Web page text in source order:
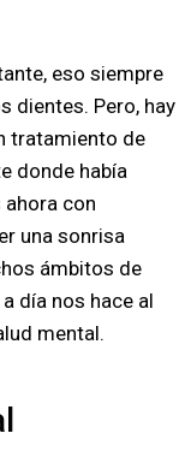
eso siempre
dientes. Pero, hay
tratamiento de
donde había
con
una sonrisa
ámbitos de
día nos hace al
mental.